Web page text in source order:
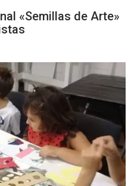
«Semillas de Arte»